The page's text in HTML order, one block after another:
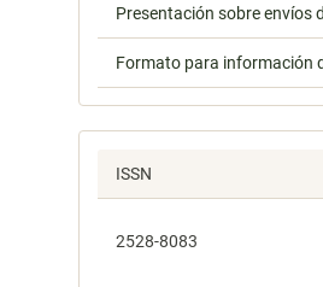
Presentación sobre envíos
Formato para información
ISSN
2528-8083